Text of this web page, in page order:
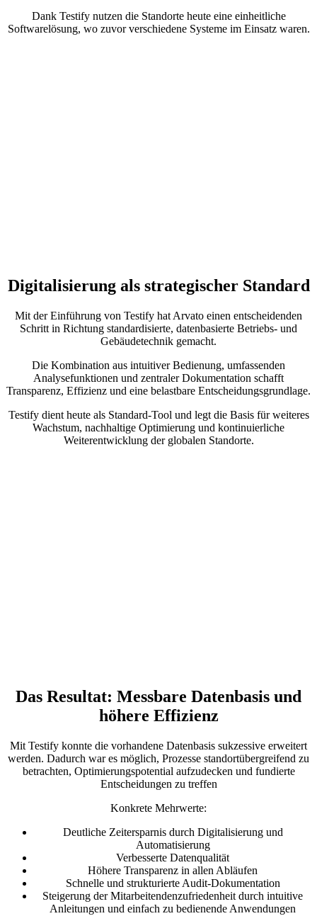
Dank Testify nutzen die Standorte heute eine einheitliche
Softwarelösung, wo zuvor verschiedene Systeme im Einsatz waren.
Digitalisierung als strategischer Standard
Mit der Einführung von Testify hat Arvato einen entscheidenden
Schritt in Richtung standardisierte, datenbasierte Betriebs- und
Gebäudetechnik gemacht.
Die Kombination aus intuitiver Bedienung, umfassenden
Analysefunktionen und zentraler Dokumentation schafft
Transparenz, Effizienz und eine belastbare Entscheidungsgrundlage.
Testify dient heute als Standard-Tool und legt die Basis für weiteres
Wachstum, nachhaltige Optimierung und kontinuierliche
Weiterentwicklung der globalen Standorte.
Das Resultat: Messbare Datenbasis und
höhere Effizienz
Mit Testify konnte die vorhandene Datenbasis sukzessive erweitert
werden. Dadurch war es möglich, Prozesse standortübergreifend zu
betrachten, Optimierungspotential aufzudecken und fundierte
Entscheidungen zu treffen
Konkrete Mehrwerte:
Deutliche Zeitersparnis durch Digitalisierung und
Automatisierung
Verbesserte Datenqualität
Höhere Transparenz in allen Abläufen
Schnelle und strukturierte Audit-Dokumentation
Steigerung der Mitarbeitendenzufriedenheit durch intuitive
Anleitungen und einfach zu bedienende Anwendungen